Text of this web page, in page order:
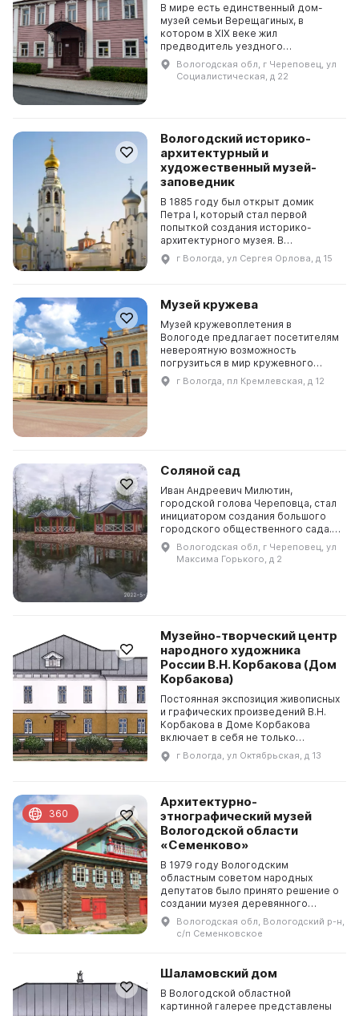
В мире есть единственный дом-
музей семьи Верещагиных, в
котором в XIX веке жил
предводитель уездного
дворянства. В этой семье родились
Николай Верещагин, основатель
молочной промышленности в
Вологодская обл, г Череповец, ул
Социалистическая, д 22
Вологодский историко-
архитектурный и
художественный музей-
заповедник
В 1885 году был открыт домик
Петра I, который стал первой
попыткой создания историко-
архитектурного музея. В
настоящее время музей включает в
себя комплекс памятников
г Вологда, ул Сергея Орлова, д 15
Музей кружева
Музей кружевоплетения в
Вологоде предлагает посетителям
невероятную возможность
погрузиться в мир кружевного
искусства. Основная экспозиция
расположена на площади 1500 кв. м
г Вологда, пл Кремлевская, д 12
Соляной сад
Иван Андреевич Милютин,
городской голова Череповца, стал
инициатором создания большого
городского общественного сада.
На территории этого места,
известного как «Соляной городок»,
находились купцовские...
Вологодская обл, г Череповец, ул
Максима Горького, д 2
Музейно-творческий центр
народного художника
России В.Н. Корбакова (Дом
Корбакова)
Постоянная экспозиция живописных
и графических произведений В.Н.
Корбакова в Доме Корбакова
включает в себя не только
произведения из дара художника
городу Вологде, но и работы
г Вологда, ул Октябрьская, д 13
Архитектурно-
этнографический музей
Вологодской области
«Семенково»
В 1979 году Вологодским
областным советом народных
депутатов было принято решение о
создании музея деревянного
зодчества Вологодской области.
Архитектурно-этнографический
Вологодская обл, Вологодский р-н,
с/п Семенковское
360
Шаламовский дом
В Вологодской областной
картинной галерее представлены